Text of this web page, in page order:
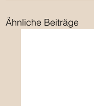
Ähnliche Beiträge